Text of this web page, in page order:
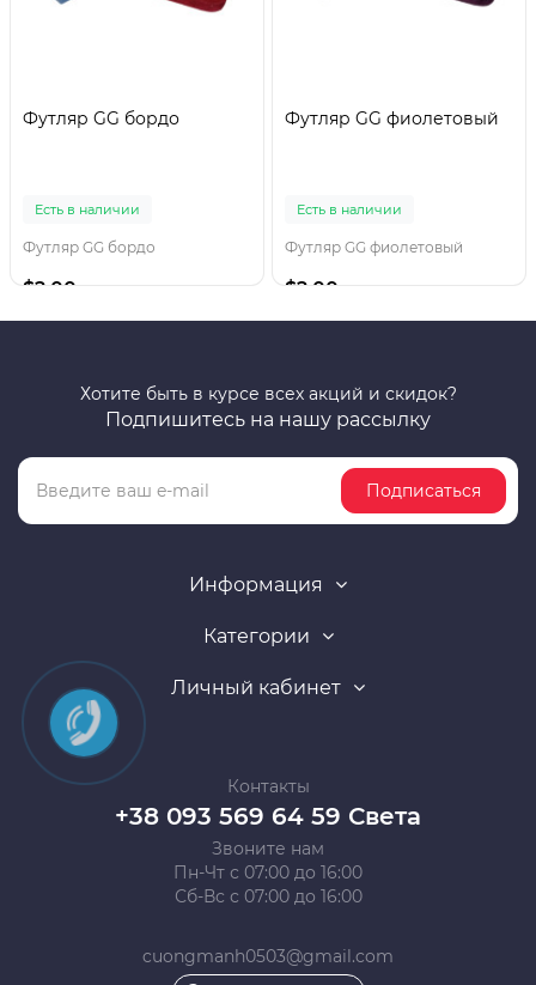
Футляр GG бордо
Есть в наличии
Футляр GG бордо
$2.00
Футляр GG фиолетовый
Есть в наличии
Футляр GG фиолетовый
$2.00
Хотите быть в курсе всех акций и скидок?
Подпишитесь на нашу рассылку
Подписаться
Информация
Категории
Личный кабинет
Контакты
+38 093 569 64 59 Света
Звоните нам
Пн-Чт с 07:00 до 16:00
Сб-Вс с 07:00 до 16:00
cuongmanh0503@gmail.com